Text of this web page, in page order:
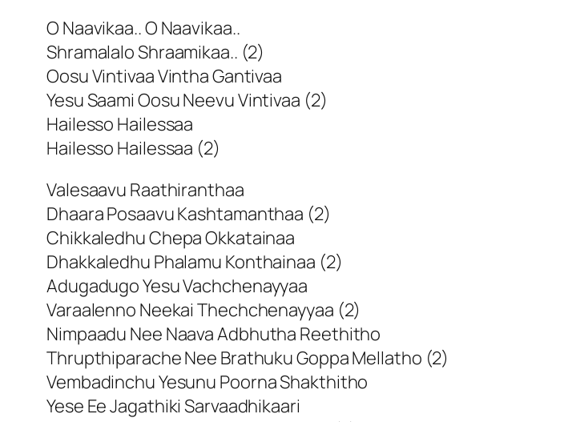
O Naavikaa.. O Naavikaa..
Shramalalo Shraamikaa.. (2)
Oosu Vintivaa Vintha Gantivaa
Yesu Saami Oosu Neevu Vintivaa (2)
Hailesso Hailessaa
Hailesso Hailessaa (2)
Valesaavu Raathiranthaa
Dhaara Posaavu Kashtamanthaa (2)
Chikkaledhu Chepa Okkatainaa
Dhakkaledhu Phalamu Konthainaa (2)
Adugadugo Yesu Vachchenayyaa
Varaalenno Neekai Thechchenayyaa (2)
Nimpaadu Nee Naava Adbhutha Reethitho
Thrupthiparache Nee Brathuku Goppa Mellatho (2)
Vembadinchu Yesunu Poorna Shakthitho
Yese Ee Jagathiki Sarvaadhikaari